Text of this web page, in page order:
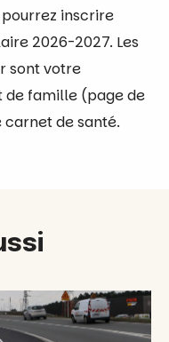
inscrire
2026-2027. Les
sont votre
de famille (page de
carnet de santé.